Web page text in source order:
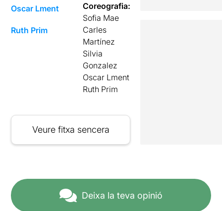
Oscar Lment
Ruth Prim
Coreografia:
Sofia Mae
Carles
Martínez
Silvia
Gonzalez
Oscar Lment
Ruth Prim
Veure fitxa sencera
Deixa la teva opinió